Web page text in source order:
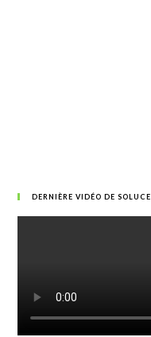
DERNIÈRE VIDÉO DE SOLUCE